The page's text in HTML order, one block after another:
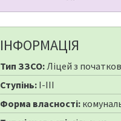
ІНФОРМАЦІЯ
Тип ЗЗСО:Ліцей з
Ступінь: I-III
Форма власності: